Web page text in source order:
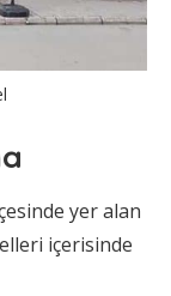
yer alan
içerisinde